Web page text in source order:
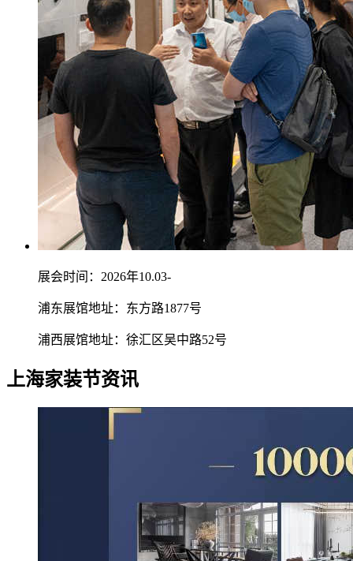
展会时间：2026年10.03-
浦东展馆地址：东方路1877号
浦西展馆地址：徐汇区吴中路52号
上海家装节资讯